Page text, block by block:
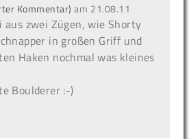
Kommentar) am 21.08.11
aus zwei Zügen, wie Shorty
in großen Griff und
Haken nochmal was kleines
Boulderer :-)